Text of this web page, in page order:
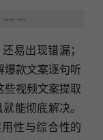
浏览次数：2664次
易出现错漏；
爆款文案逐句听
视频文案提取
能彻底解决。
性与综合性的